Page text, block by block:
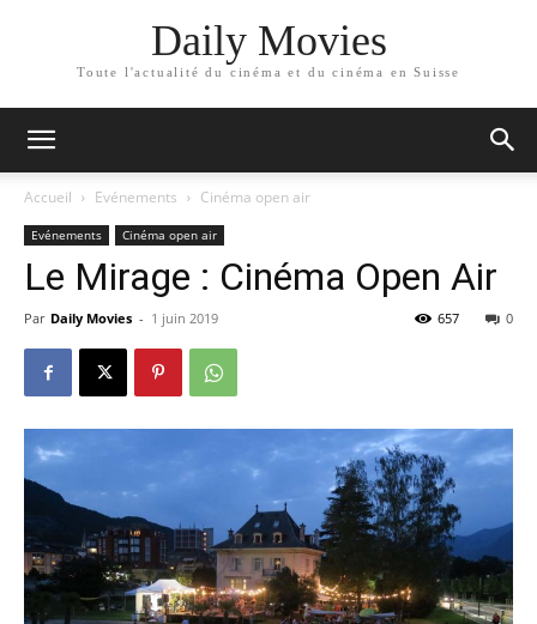
Daily Movies
Toute l'actualité du cinéma et du cinéma en Suisse
Accueil Evénements Cinéma open air
Evénements Cinéma open air
Le Mirage : Cinéma Open Air
Par Daily Movies - 1 juin 2019 0
657